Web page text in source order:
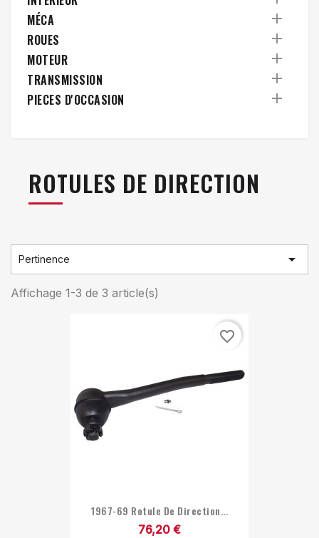
MÉCA

ROUES

MOTEUR

TRANSMISSION

PIECES D'OCCASION

ROTULES DE DIRECTION
Pertinence 
Affichage 1-3 de 3 article(s)
1967-69 Rotule De Direction...
76,20 €
favorite_border